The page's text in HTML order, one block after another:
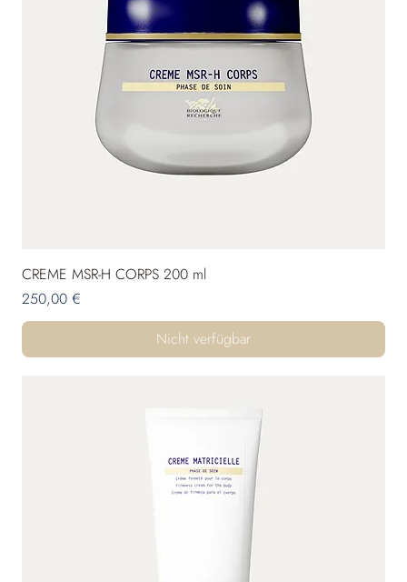
CREME MSR-H CORPS 200 ml
Preis
250,00 €
Nicht verfügbar